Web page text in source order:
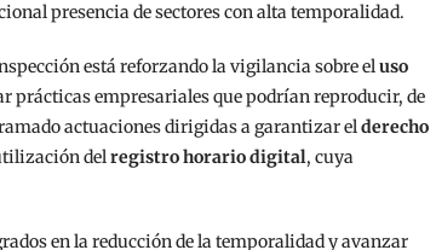
presencia de sectores con alta temporalidad.
está reforzando la vigilancia sobre eluso
prácticas empresariales que podrían reproducir, de
actuaciones dirigidas a garantizar elderecho
delregistro horario digital, cuya
en la reducción de la temporalidad y avanzar